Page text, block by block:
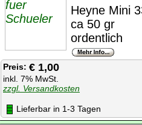
Heyne Mini
ca 50 gr
ordentlich
Preis: € 1,00
inkl. 7% MwSt.
zzgl. Versandkosten
Lieferbar in 1-3 Tagen